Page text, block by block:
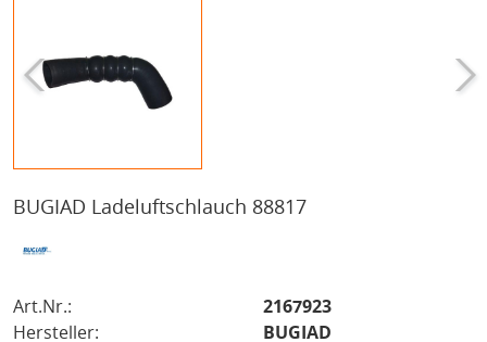
BUGIAD Ladeluftschlauch 88817
Art.Nr.:
2167923
Hersteller:
BUGIAD